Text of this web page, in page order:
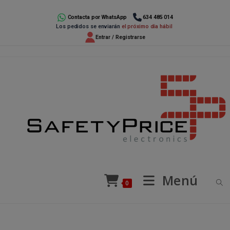
Contacta por WhatsApp
634 485 014
Los pedidos se enviarán el próximo día hábil
Entrar / Registrarse
0 Menú